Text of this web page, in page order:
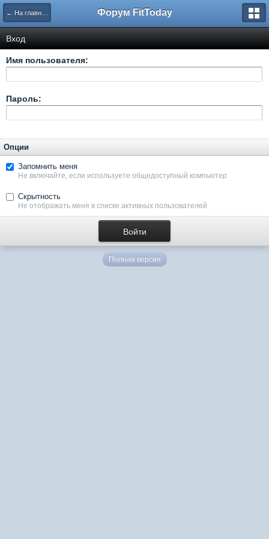
← На главную Форум FitToday
Вход
Имя пользователя:
Пароль:
Опции
Запомнить меня
Не включайте, если используете общедоступный компьютер
Скрытность
Не отображать меня в списке активных пользователей
Полная версия